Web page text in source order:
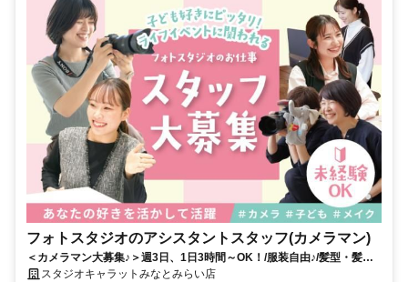
フォトスタジオのアシスタントスタッフ(カメラマン)
＜カメラマン大募集♪＞週3日、1日3時間～OK！/服装自由♪/髪型・髪色
自由！ピアスOK！
スタジオキャラットみなとみらい店